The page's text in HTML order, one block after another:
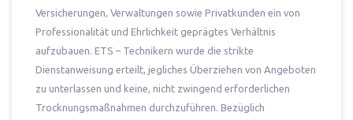
Versicherungen, Verwaltungen sowie Privatkunden ein von
Professionalität und Ehrlichkeit geprägtes Verhältnis
aufzubauen. ETS – Technikern wurde die strikte
Dienstanweisung erteilt, jegliches Überziehen von Angeboten
zu unterlassen und keine, nicht zwingend erforderlichen
Trocknungsmaßnahmen durchzuführen. Bezüglich